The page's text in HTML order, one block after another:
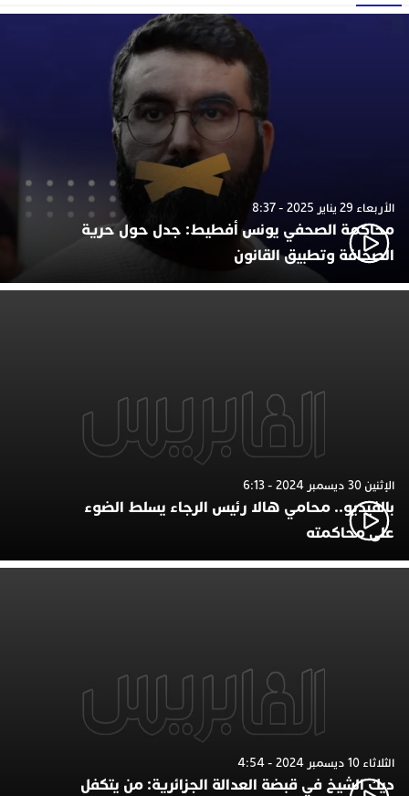
الأربعاء 29 يناير 2025 - 8:37
محاكمة الصحفي يونس أفطيط: جدل حول حرية
الصحافة وتطبيق القانون
الإثنين 30 ديسمبر 2024 - 6:13
بالفيديو.. محامي هالا رئيس الرجاء يسلط الضوء
على محاكمته
الثلاثاء 10 ديسمبر 2024 - 4:54
ديك الشيخ في قبضة العدالة الجزائرية: من يتكفل